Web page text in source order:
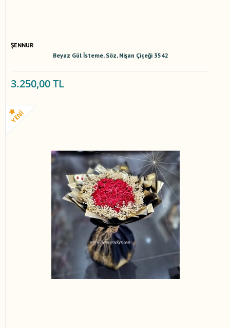
ŞENNUR
Beyaz Gül İsteme, Söz, Nişan Çiçeği 3542
3.250,00 TL